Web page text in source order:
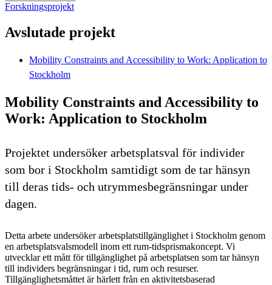
Forskningsprojekt
Avslutade projekt
Mobility Constraints and Accessibility to Work: Application to
Stockholm
Mobility Constraints and Accessibility to
Work: Application to Stockholm
Projektet undersöker arbetsplatsval för individer
som bor i Stockholm samtidigt som de tar hänsyn
till deras tids- och utrymmesbegränsningar under
dagen.
Detta arbete undersöker arbetsplatstillgänglighet i Stockholm genom
en arbetsplatsvalsmodell inom ett rum-tidsprismakoncept. Vi
utvecklar ett mått för tillgänglighet på arbetsplatsen som tar hänsyn
till individers begränsningar i tid, rum och resurser.
Tillgänglighetsmåttet är härlett från en aktivitetsbaserad